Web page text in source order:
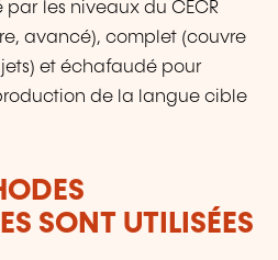
les niveaux du CECR
avancé), complet (couvre
et échafaudé pour
de la langue cible
SONT UTILISÉES